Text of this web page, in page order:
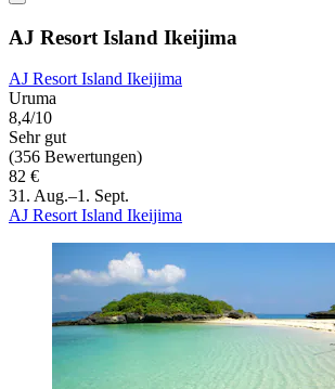
AJ Resort Island Ikeijima
AJ Resort Island Ikeijima
Uruma
8,4/10
Sehr gut
(356 Bewertungen)
82 €
31. Aug.–1. Sept.
AJ Resort Island Ikeijima